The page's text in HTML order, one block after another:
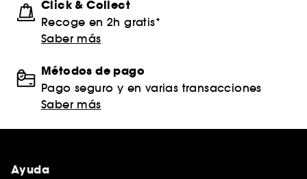
Click & Collect
Recoge en 2h gratis*
Saber más
Métodos de pago
Pago seguro y en varias transacciones
Saber más
Ayuda